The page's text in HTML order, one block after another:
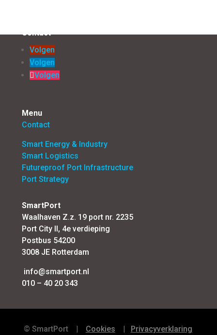
Contact
Volgen
Volgen
Volgen
Menu
Contact
Smart Energy & Industry
Smart Logistics
Futureproof Port Infrastructure
Port Strategy
SmartPort
Waalhaven Z.z. 19 port nr. 2235
Port City II, 4e verdieping
Postbus 54200
3008 JE Rotterdam
info@smartport.nl
010 – 40 20 343
© SmartPort | Cookies | Privacyverklaring